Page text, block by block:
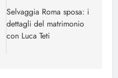
Selvaggia Roma sposa: i
dettagli del matrimonio
con Luca Teti